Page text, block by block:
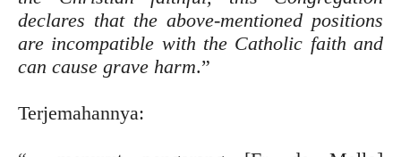
declares that the above-mentioned positions
are incompatible with the Catholic faith and
can cause grave harm.”
Terjemahannya: